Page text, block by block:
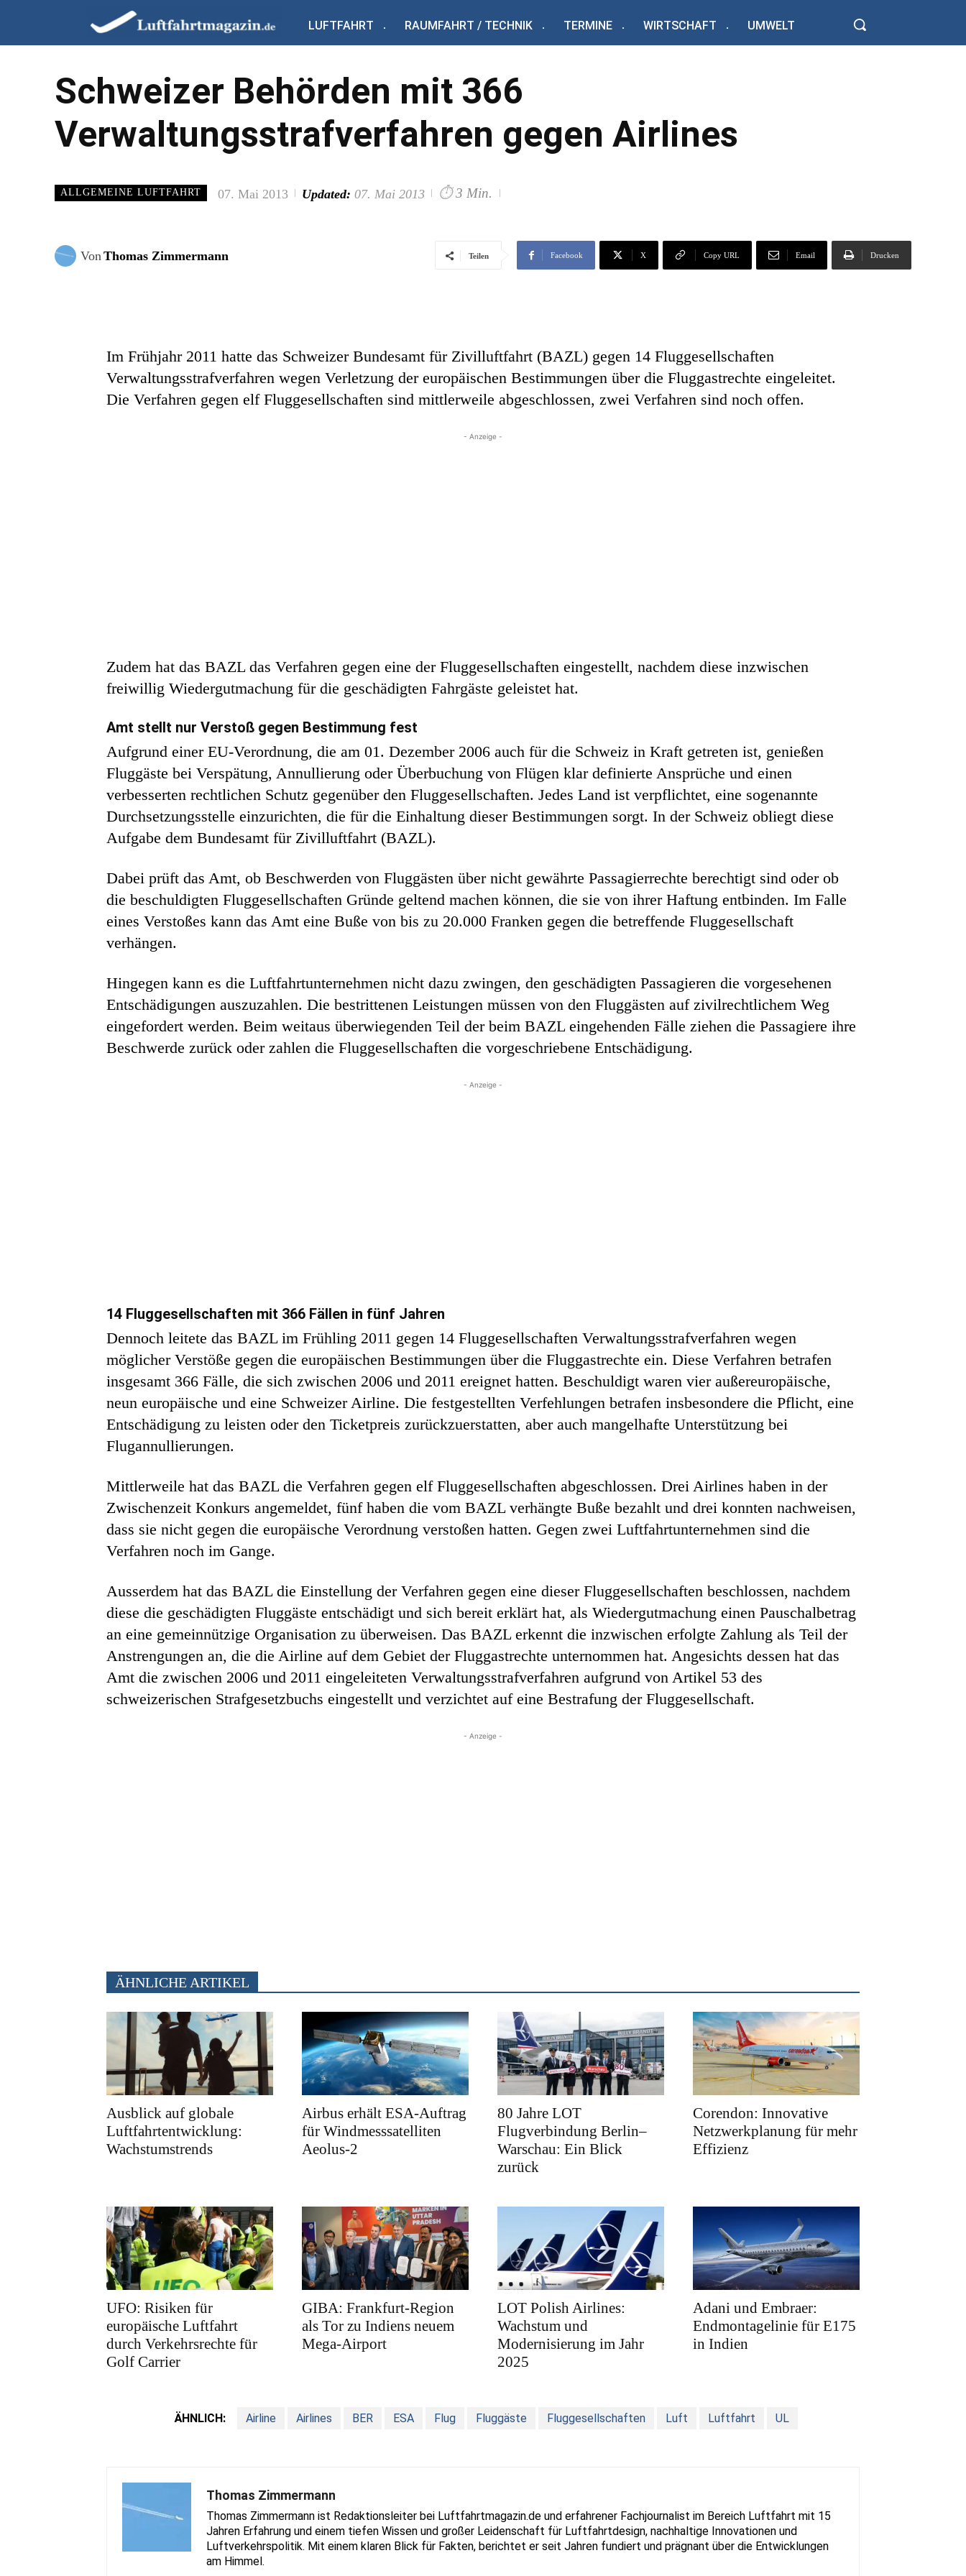
LUFTFAHRT RAUMFAHRT / TECHNIK TERMINE WIRTSCHAFT UMWELT
Schweizer Behörden mit 366
Verwaltungsstrafverfahren gegen Airlines
ALLGEMEINE LUFTFAHRT 07. Mai 2013 Updated: 07. Mai 2013 ⏱ 3 Min.
VonThomas Zimmermann Teilen Facebook X Copy URL Email Drucken
Im Frühjahr 2011 hatte das Schweizer Bundesamt für Zivilluftfahrt (BAZL) gegen 14 Fluggesellschaften
Verwaltungsstrafverfahren wegen Verletzung der europäischen Bestimmungen über die Fluggastrechte eingeleitet.
Die Verfahren gegen elf Fluggesellschaften sind mittlerweile abgeschlossen, zwei Verfahren sind noch offen.
- Anzeige -
Zudem hat das BAZL das Verfahren gegen eine der Fluggesellschaften eingestellt, nachdem diese inzwischen
freiwillig Wiedergutmachung für die geschädigten Fahrgäste geleistet hat.
Amt stellt nur Verstoß gegen Bestimmung fest
Aufgrund einer EU-Verordnung, die am 01. Dezember 2006 auch für die Schweiz in Kraft getreten ist, genießen
Fluggäste bei Verspätung, Annullierung oder Überbuchung von Flügen klar definierte Ansprüche und einen
verbesserten rechtlichen Schutz gegenüber den Fluggesellschaften. Jedes Land ist verpflichtet, eine sogenannte
Durchsetzungsstelle einzurichten, die für die Einhaltung dieser Bestimmungen sorgt. In der Schweiz obliegt diese
Aufgabe dem Bundesamt für Zivilluftfahrt (BAZL).
Dabei prüft das Amt, ob Beschwerden von Fluggästen über nicht gewährte Passagierrechte berechtigt sind oder ob
die beschuldigten Fluggesellschaften Gründe geltend machen können, die sie von ihrer Haftung entbinden. Im Falle
eines Verstoßes kann das Amt eine Buße von bis zu 20.000 Franken gegen die betreffende Fluggesellschaft
verhängen.
Hingegen kann es die Luftfahrtunternehmen nicht dazu zwingen, den geschädigten Passagieren die vorgesehenen
Entschädigungen auszuzahlen. Die bestrittenen Leistungen müssen von den Fluggästen auf zivilrechtlichem Weg
eingefordert werden. Beim weitaus überwiegenden Teil der beim BAZL eingehenden Fälle ziehen die Passagiere ihre
Beschwerde zurück oder zahlen die Fluggesellschaften die vorgeschriebene Entschädigung.
- Anzeige -
14 Fluggesellschaften mit 366 Fällen in fünf Jahren
Dennoch leitete das BAZL im Frühling 2011 gegen 14 Fluggesellschaften Verwaltungsstrafverfahren wegen
möglicher Verstöße gegen die europäischen Bestimmungen über die Fluggastrechte ein. Diese Verfahren betrafen
insgesamt 366 Fälle, die sich zwischen 2006 und 2011 ereignet hatten. Beschuldigt waren vier außereuropäische,
neun europäische und eine Schweizer Airline. Die festgestellten Verfehlungen betrafen insbesondere die Pflicht, eine
Entschädigung zu leisten oder den Ticketpreis zurückzuerstatten, aber auch mangelhafte Unterstützung bei
Flugannullierungen.
Mittlerweile hat das BAZL die Verfahren gegen elf Fluggesellschaften abgeschlossen. Drei Airlines haben in der
Zwischenzeit Konkurs angemeldet, fünf haben die vom BAZL verhängte Buße bezahlt und drei konnten nachweisen,
dass sie nicht gegen die europäische Verordnung verstoßen hatten. Gegen zwei Luftfahrtunternehmen sind die
Verfahren noch im Gange.
Ausserdem hat das BAZL die Einstellung der Verfahren gegen eine dieser Fluggesellschaften beschlossen, nachdem
diese die geschädigten Fluggäste entschädigt und sich bereit erklärt hat, als Wiedergutmachung einen Pauschalbetrag
an eine gemeinnützige Organisation zu überweisen. Das BAZL erkennt die inzwischen erfolgte Zahlung als Teil der
Anstrengungen an, die die Airline auf dem Gebiet der Fluggastrechte unternommen hat. Angesichts dessen hat das
Amt die zwischen 2006 und 2011 eingeleiteten Verwaltungsstrafverfahren aufgrund von Artikel 53 des
schweizerischen Strafgesetzbuchs eingestellt und verzichtet auf eine Bestrafung der Fluggesellschaft.
- Anzeige -
ÄHNLICHE ARTIKEL
Ausblick auf globale
Luftfahrtentwicklung:
Wachstumstrends
Airbus erhält ESA-Auftrag
für Windmesssatelliten
Aeolus-2
80 Jahre LOT
Flugverbindung Berlin–
Warschau: Ein Blick
zurück
Corendon: Innovative
Netzwerkplanung für mehr
Effizienz
UFO: Risiken für
europäische Luftfahrt
durch Verkehrsrechte für
Golf Carrier
GIBA: Frankfurt-Region
als Tor zu Indiens neuem
Mega-Airport
LOT Polish Airlines:
Wachstum und
Modernisierung im Jahr
2025
Adani und Embraer:
Endmontagelinie für E175
in Indien
ÄHNLICH: Airline Airlines BER ESA Flug Fluggäste Fluggesellschaften Luft Luftfahrt UL
Thomas Zimmermann
Thomas Zimmermann ist Redaktionsleiter bei Luftfahrtmagazin.de und erfahrener Fachjournalist im Bereich Luftfahrt mit 15
Jahren Erfahrung und einem tiefen Wissen und großer Leidenschaft für Luftfahrtdesign, nachhaltige Innovationen und
Luftverkehrspolitik. Mit einem klaren Blick für Fakten, berichtet er seit Jahren fundiert und prägnant über die Entwicklungen
am Himmel.